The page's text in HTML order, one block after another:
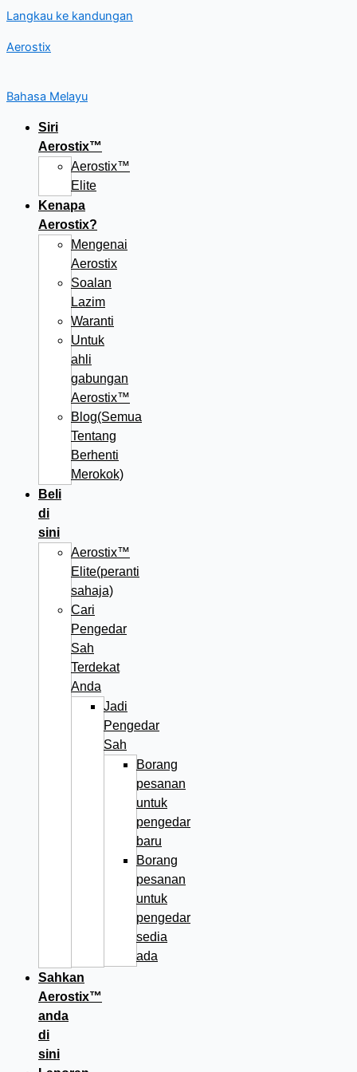
Langkau ke kandungan
Aerostix
Bahasa Melayu
Siri
Aerostix™
Aerostix™
Elite
Kenapa
Aerostix?
Mengenai
Aerostix
Soalan
Lazim
Waranti
Untuk
ahli
gabungan
Aerostix™
Blog(Semua
Tentang
Berhenti
Merokok)
Beli
di
sini
Aerostix™
Elite(peranti
sahaja)
Cari
Pengedar
Sah
Terdekat
Anda
Jadi
Pengedar
Sah
Borang
pesanan
untuk
pengedar
baru
Borang
pesanan
untuk
pengedar
sedia
ada
Sahkan
Aerostix™
anda
di
sini